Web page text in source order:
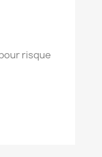
risque